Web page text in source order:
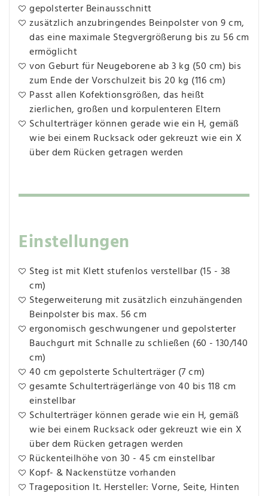
gepolsterter Beinausschnitt
zusätzlich anzubringendes Beinpolster von 9 cm,
das eine maximale Stegvergrößerung bis zu 56 cm
ermöglicht
von Geburt für Neugeborene ab 3 kg (50 cm) bis
zum Ende der Vorschulzeit bis 20 kg (116 cm)
Passt allen Kofektionsgrößen, das heißt
zierlichen, großen und korpulenteren Eltern
Schulterträger können gerade wie ein H, gemäß
wie bei einem Rucksack oder gekreuzt wie ein X
über dem Rücken getragen werden
Einstellungen
Steg ist mit Klett stufenlos verstellbar (15 - 38
cm)
Stegerweiterung mit zusätzlich einzuhängenden
Beinpolster bis max. 56 cm
ergonomisch geschwungener und gepolsterter
Bauchgurt mit Schnalle zu schließen (60 - 130/140
cm)
40 cm gepolsterte Schulterträger (7 cm)
gesamte Schulterträgerlänge von 40 bis 118 cm
einstellbar
Schulterträger können gerade wie ein H, gemäß
wie bei einem Rucksack oder gekreuzt wie ein X
über dem Rücken getragen werden
Rückenteilhöhe von 30 - 45 cm einstellbar
Kopf- & Nackenstütze vorhanden
Trageposition lt. Hersteller: Vorne, Seite, Hinten